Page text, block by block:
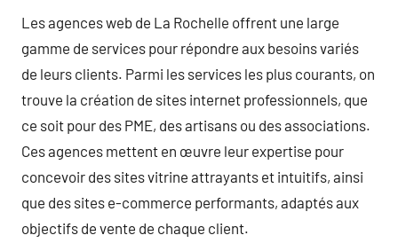
Les agences web de La Rochelle offrent une large
gamme de services pour répondre aux besoins variés
de leurs clients. Parmi les services les plus courants, on
trouve la création de sites internet professionnels, que
ce soit pour des PME, des artisans ou des associations.
Ces agences mettent en œuvre leur expertise pour
concevoir des sites vitrine attrayants et intuitifs, ainsi
que des sites e-commerce performants, adaptés aux
objectifs de vente de chaque client.